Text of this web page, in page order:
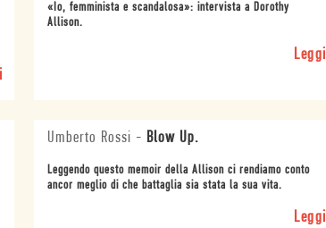
«Io, femminista e scandalosa»: intervista a Dorothy
Allison.
Leggi
Umberto Rossi - Blow Up.
Leggendo questo memoir della Allison ci rendiamo conto
ancor meglio di che battaglia sia stata la sua vita.
Leggi